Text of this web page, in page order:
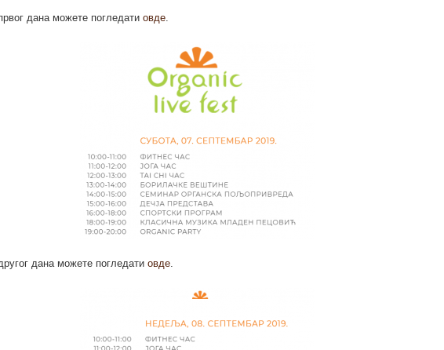
дана можете погледати овде.
дана можете погледати овде.